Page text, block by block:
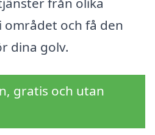
och få den
dina golv.
gratis och utan